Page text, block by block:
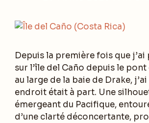
Depuis la première fois que j’ai
sur l’île del Caño depuis le pont
au large de la baie de Drake,
endroit était à part. Une
émergeant du Pacifique,
d’une clarté déconcertante,